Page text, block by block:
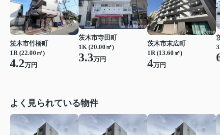
茨木市竹橋町
1R (22.00㎡)
4.2万円
茨木市寺田町
1K (20.00㎡)
3.3万円
茨木市末広町
1R (13.60㎡)
4万円
よく見られている物件